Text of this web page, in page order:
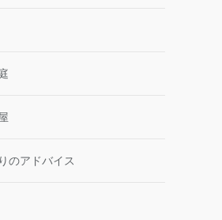
のアドバイス